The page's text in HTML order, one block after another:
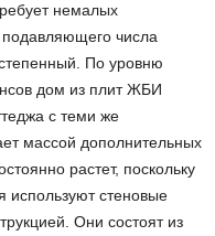
немалых
числа
По уровню
дом из плит ЖБИ
с теми же
массой дополнительных
растет, поскольку
используют стеновые
Они состоят из